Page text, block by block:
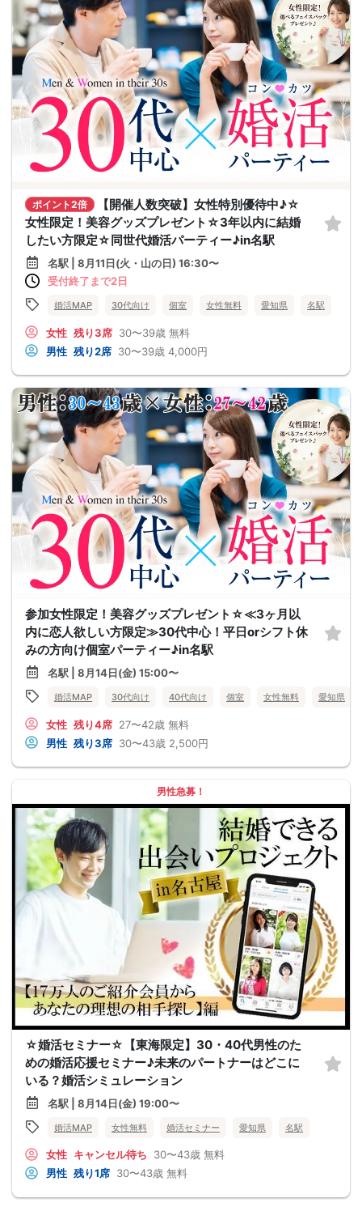
ポイント2倍
【開催人数突破】女性特別優待中♪☆
女性限定！美容グッズプレゼント☆3年以内に結婚
したい方限定☆同世代婚活パーティー♪in名駅
名駅 | 8月11日(火・山の日) 16:30〜
受付終了まで2日
婚活MAP 30代向け 個室 女性無料 愛知県 名駅
女性 残り3席 30〜39歳 無料
男性 残り2席 30〜39歳 4,000円
参加女性限定！美容グッズプレゼント☆≪3ヶ月以
内に恋人欲しい方限定≫30代中心！平日orシフト休
みの方向け個室パーティー♪in名駅
名駅 | 8月14日(金) 15:00〜
婚活MAP 30代向け 40代向け 個室 女性無料 愛知県
女性 残り4席 27〜42歳 無料
男性 残り3席 30〜43歳 2,500円
男性急募！
☆婚活セミナー☆【東海限定】30・40代男性のた
めの婚活応援セミナー♪未来のパートナーはどこに
いる？婚活シミュレーション
名駅 | 8月14日(金) 19:00〜
婚活MAP 女性無料 婚活セミナー 愛知県 名駅
女性 キャンセル待ち 30〜43歳 無料
男性 残り1席 30〜43歳 無料